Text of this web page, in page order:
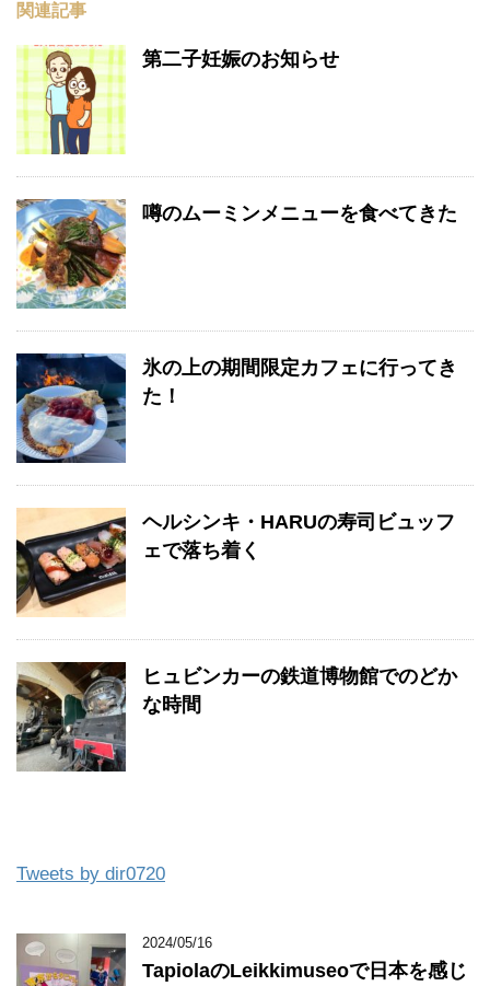
関連記事
第二子妊娠のお知らせ
噂のムーミンメニューを食べてきた
氷の上の期間限定カフェに行ってき
た！
ヘルシンキ・HARUの寿司ビュッフ
ェで落ち着く
ヒュビンカーの鉄道博物館でのどか
な時間
Tweets by dir0720
2024/05/16
TapiolaのLeikkimuseoで日本を感じ